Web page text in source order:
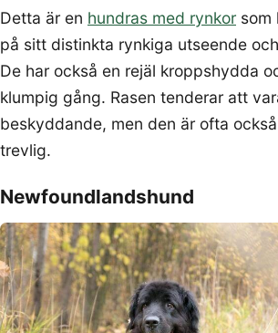
Detta är en hundras med rynkor som
på sitt distinkta rynkiga utseende
De har också en rejäl kroppshydda
klumpig gång. Rasen tenderar att
beskyddande, men den är ofta
trevlig.
Newfoundlandshund